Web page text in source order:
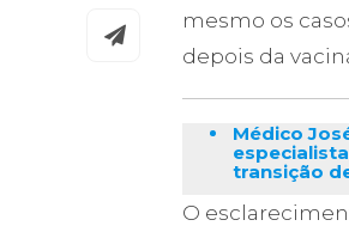
mesmo os
depois da
Médico
transição
O